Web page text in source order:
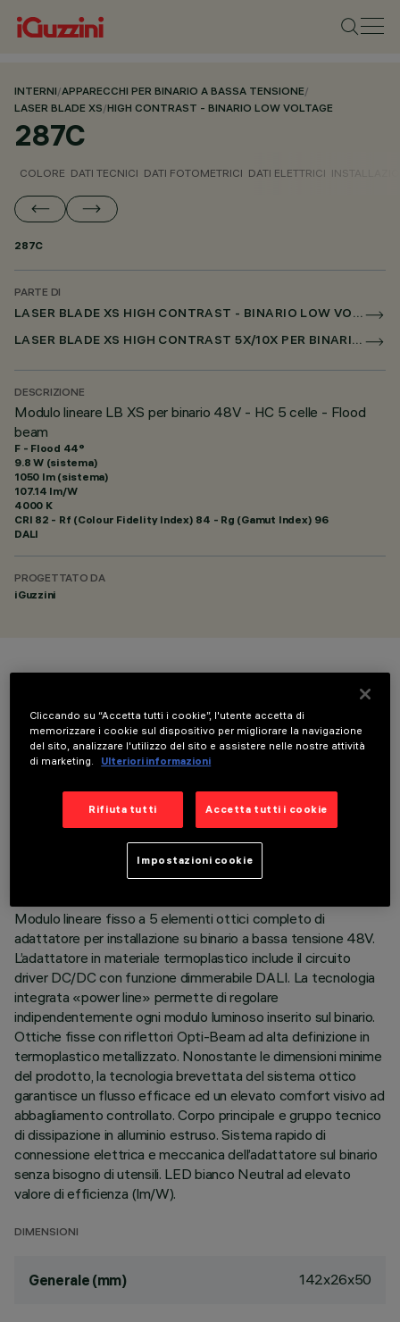
INTERNI/APPARECCHI PER BINARIO A BASSA TENSIONE/
LASER BLADE XS/HIGH CONTRAST - BINARIO LOW VOLTAGE
287C
COLORE DATI TECNICI DATI FOTOMETRICI DATI ELETTRICI
287C
PARTE DI
LASER BLADE XS HIGH CONTRAST - BINARIO LOW VOLTAGE
LASER BLADE XS HIGH CONTRAST 5X/10X PER BINARIO LOW VOLTAGE DALI POWERLINE
DESCRIZIONE
Modulo lineare LB XS per binario 48V - HC 5 celle - Flood
beam
F - Flood 44°
9.8 W (sistema)
1050 lm (sistema)
107.14 lm/W
4000 K
CRI 82 - Rf (Colour Fidelity Index) 84 - Rg (Gamut Index) 96
DALI
PROGETTATO DA
iGuzzini
DATI TECNICI
ULTIMO AGGIORNAMENTO: 07/08/2026
Modulo lineare fisso a 5 elementi ottici completo di
adattatore per installazione su binario a bassa tensione 48V.
L’adattatore in materiale termoplastico include il circuito
driver DC/DC con funzione dimmerabile DALI. La tecnologia
integrata «power line» permette di regolare
indipendentemente ogni modulo luminoso inserito sul binario.
Ottiche fisse con riflettori Opti-Beam ad alta definizione in
termoplastico metallizzato. Nonostante le dimensioni minime
del prodotto, la tecnologia brevettata del sistema ottico
garantisce un flusso efficace ed un elevato comfort visivo ad
abbagliamento controllato. Corpo principale e gruppo tecnico
di dissipazione in alluminio estruso. Sistema rapido di
connessione elettrica e meccanica dell’adattatore sul binario
senza bisogno di utensili. LED bianco Neutral ad elevato
valore di efficienza (lm/W).
DIMENSIONI
Generale (mm) 142x26x50
Cliccando su “Accetta tutti i cookie”, l'utente accetta di
memorizzare i cookie sul dispositivo per migliorare la navigazione
del sito, analizzare l'utilizzo del sito e assistere nelle nostre attività
di marketing.
Ulteriori informazioni
Rifiuta tutti Accetta tutti i cookie
Impostazioni cookie